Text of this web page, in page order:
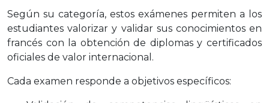
Según su categoría, estos exámenes permiten a los
estudiantes valorizar y validar sus conocimientos en
francés con la obtención de diplomas y certificados
oficiales de valor internacional.
Cada examen responde a objetivos específicos: